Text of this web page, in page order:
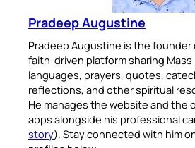
Pradeep Augustine
Pradeep Augustine is the founder
faith-driven platform sharing Mass
languages, prayers, quotes,
reflections, and other spiritual
He manages the website and the
apps alongside his professional
story). Stay connected with him